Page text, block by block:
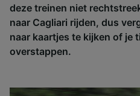
deze treinen niet
naar Cagliari rijden, dus
naar kaartjes te kijken of je
overstappen.